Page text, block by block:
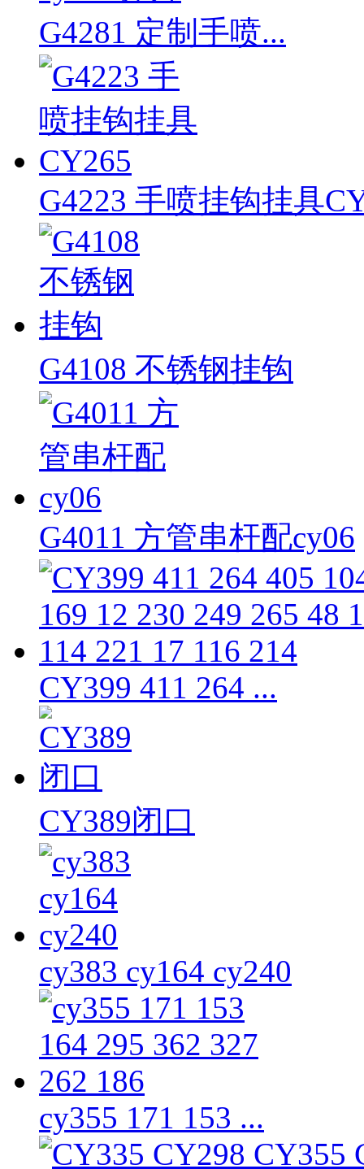
G4281 定制手喷...
G4223 手喷挂钩挂具
G4108 不锈钢挂钩
G4011 方管串杆配cy06
CY399 411 264 ...
CY389闭口
cy383 cy164 cy240
cy355 171 153 ...